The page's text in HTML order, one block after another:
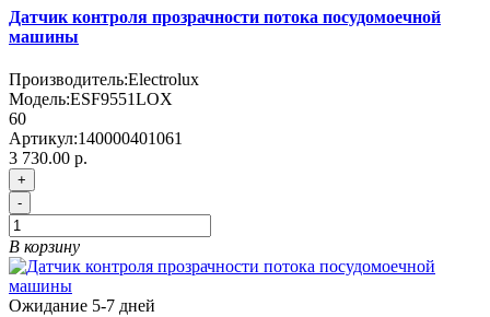
Датчик контроля прозрачности потока посудомоечной
машины
Производитель:Electrolux
Модель:ESF9551LOX
60
Артикул:140000401061
3 730.00 р.
+
-
В корзину
Ожидание 5-7 дней